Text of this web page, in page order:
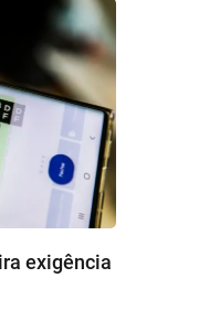
exigência